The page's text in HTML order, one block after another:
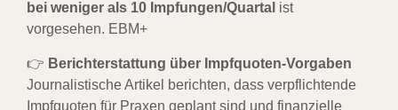
bei weniger als 10 Impfungen/Quartal ist
vorgesehen. EBM+
👉 Berichterstattung über Impfquoten-Vorgaben
Journalistische Artikel berichten, dass verpflichtende
Impfquoten für Praxen geplant sind und finanzielle